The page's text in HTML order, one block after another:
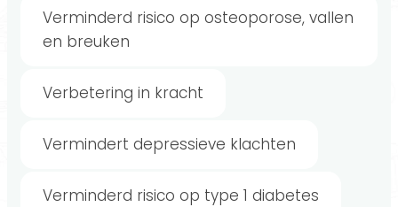
Verminderd risico op osteoporose, vallen
en breuken
Verbetering in kracht
Vermindert depressieve klachten
Verminderd risico op type 1 diabetes